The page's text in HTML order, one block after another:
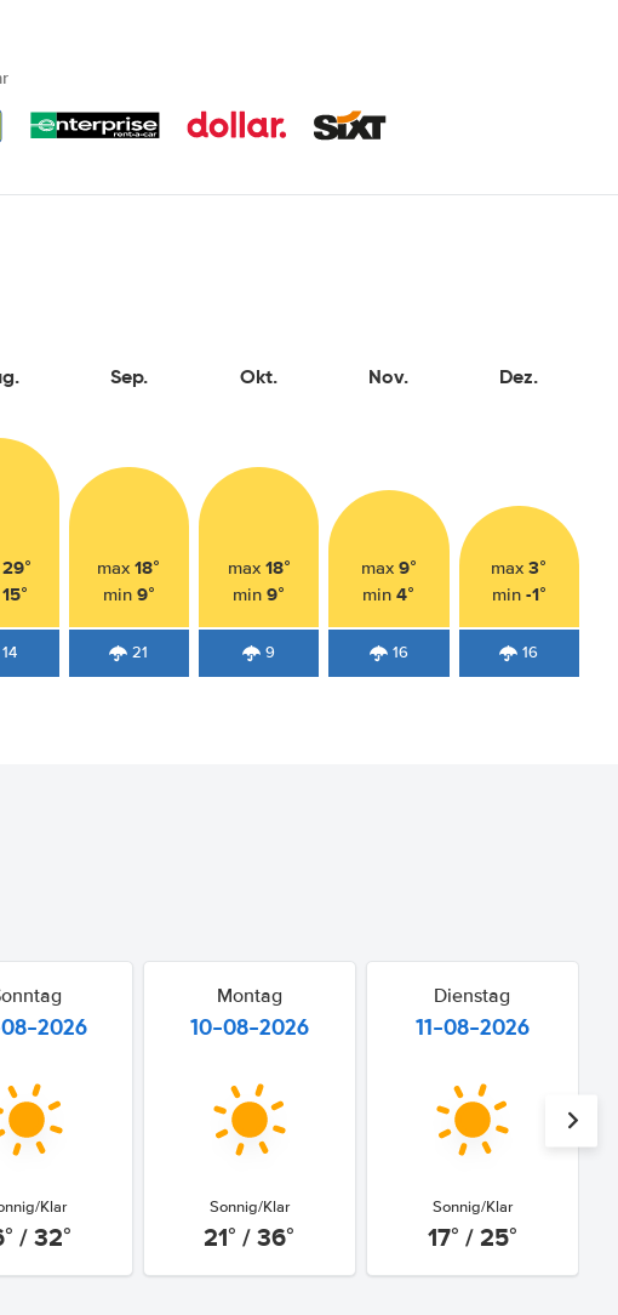
29°
15°
14
Sep.
max18°
min 9°
21
Okt.
max 18°
min9°
9
Nov.
max 9°
min4°
16
Dez.
max3°
min -1°
16
2026
Klar
/ 32°
Montag
10-08-2026
Sonnig/Klar
21° / 36°
Dienstag
11-08-2026
Sonnig/Klar
17° / 25°